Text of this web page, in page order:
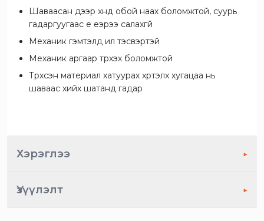
Шаваасан дээр хүнд обой наах боломжтой, суурь
гадаргуугаас үе үеэрээ салахгүй
Механик гэмтэлд илүү тэсвэртэй
Механик аргаар түрхэх боломжтой
Түрхсэн материал хатуурах хүртэлх хугацаа нь
шаваас хийх шатанд гадар
Хэрэглээ ▶
Үзүүлэлт ▶